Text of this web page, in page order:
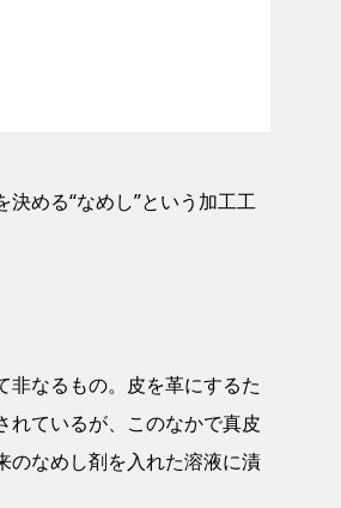
める“なめし”という加工工
非なるもの。皮を革にするた
れているが、このなかで真皮
のなめし剤を入れた溶液に漬